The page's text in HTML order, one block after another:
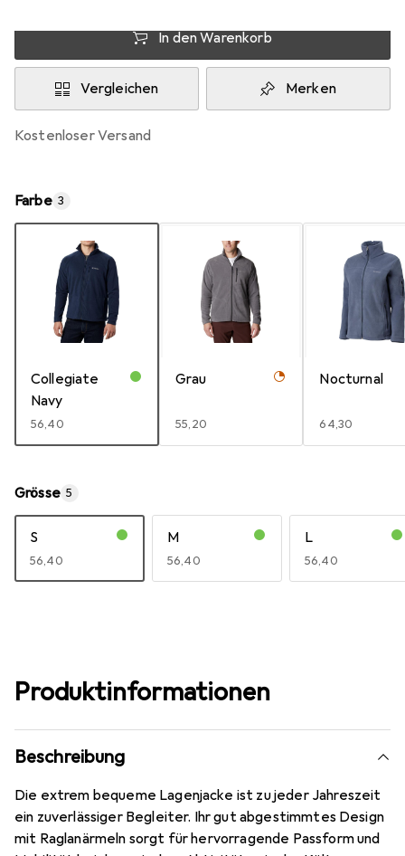
In den Warenkorb
Vergleichen Merken
kostenloser Versand
Farbe 3
Collegiate
Navy
EUR
56,40
Grau
EUR
55,20
Nocturnal
EUR
64,30
Grösse 5
S
EUR
56,40
M
EUR
56,40
L
EUR
56,40
Produktinformationen
Beschreibung
Die extrem bequeme Lagenjacke ist zu jeder Jahreszeit
ein zuverlässiger Begleiter. Ihr gut abgestimmtes Design
mit Raglanärmeln sorgt für hervorragende Passform und